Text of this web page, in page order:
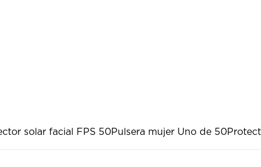
solar facial FPS 50Pulsera mujer Uno de 50